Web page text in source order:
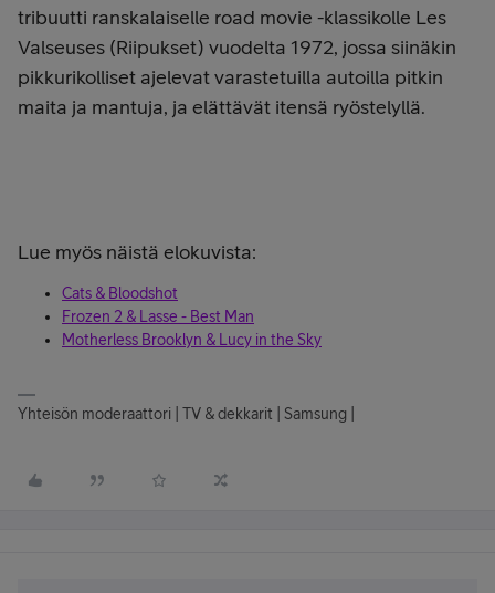
tribuutti ranskalaiselle road movie -klassikolle Les
Valseuses (Riipukset) vuodelta 1972, jossa siinäkin
pikkurikolliset ajelevat varastetuilla autoilla pitkin
maita ja mantuja, ja elättävät itensä ryöstelyllä.
Lue myös näistä elokuvista:
Cats & Bloodshot
Frozen 2 & Lasse - Best Man
Motherless Brooklyn & Lucy in the Sky
Yhteisön moderaattori | TV & dekkarit | Samsung |